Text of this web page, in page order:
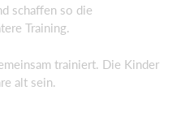
schaffen so die
Training.
trainiert. Die Kinder
alt sein.